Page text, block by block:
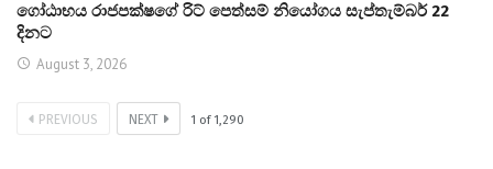
ගෝඨාභය රාජපක්ෂගේ රිට් පෙත්සම් නියෝගය සැප්තැම්බර් 22
දිනට
August 3, 2026
PREVIOUS NEXT 1 of 1,290